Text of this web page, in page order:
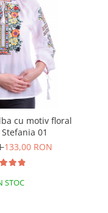
cu motiv floral
01
133,00 RON
STOC